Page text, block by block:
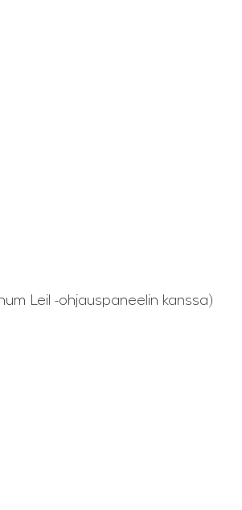
Leil -ohjauspaneelin kanssa)